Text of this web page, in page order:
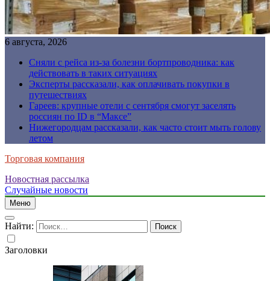
6 августа, 2026
Сняли с рейса из-за болезни бортпроводника: как
действовать в таких ситуациях
Эксперты рассказали, как оплачивать покупки в
путешествиях
Гареев: крупные отели с сентября смогут заселять
россиян по ID в “Максе”
Нижегородцам рассказали, как часто стоит мыть голову
летом
Торговая компания
Новостная рассылка
Случайные новости
Меню
Найти:
Заголовки